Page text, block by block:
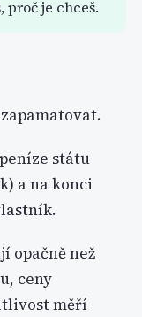
proč je chceš.
státu
a na konci
opačně než
ceny
měří